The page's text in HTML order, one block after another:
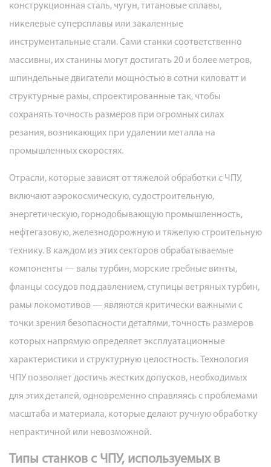
расточные
станки
с
ЧПУ
2.2
Портальные
и
мостовые
станки
с
ЧПУ
2.3
Тяжелые
и
токарные
центры
с
ЧПУ
2.4
Станки
для
с
конструкционная сталь, чугун, титановые сплавы,
никелевые суперсплавы или закаленные
инструментальные стали. Сами станки соответственно
массивны, их станины могут достигать 20 и более метров,
шпиндельные двигатели мощностью в сотни киловатт и
структурные рамы, спроектированные так, чтобы
сохранять точность размеров при огромных силах
резания, возникающих при удалении металла на
промышленных скоростях.
Отрасли, которые зависят от тяжелой обработки с ЧПУ,
включают аэрокосмическую, судостроительную,
энергетическую, горнодобывающую промышленность,
нефтегазовую, железнодорожную и тяжелую строительную
технику. В каждом из этих секторов обрабатываемые
компоненты — валы турбин, морские гребные винты,
фланцы сосудов под давлением, ступицы ветряных турбин,
рамы локомотивов — являются критически важными с
точки зрения безопасности деталями, точность размеров
которых напрямую определяет эксплуатационные
характеристики и структурную целостность. Технология
ЧПУ позволяет достичь жестких допусков, необходимых
для этих деталей, одновременно справляясь с проблемами
масштаба и материала, которые делают ручную обработку
непрактичной или невозможной.
Типы станков с ЧПУ, используемых в